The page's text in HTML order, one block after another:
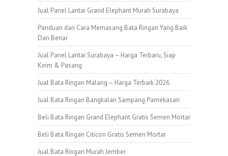
Jual Panel Lantai Grand Elephant Murah Surabaya
Panduan dan Cara Memasang Bata Ringan Yang Baik
Dan Benar
Jual Panel Lantai Surabaya – Harga Terbaru, Siap
Kirim & Pasang
Jual Bata Ringan Malang – Harga Terbaik 2026
Jual Bata Ringan Bangkalan Sampang Pamekasan
Beli Bata Ringan Grand Elephant Gratis Semen Mortar
Beli Bata Ringan Citicon Gratis Semen Mortar
Jual Bata Ringan Murah Jember